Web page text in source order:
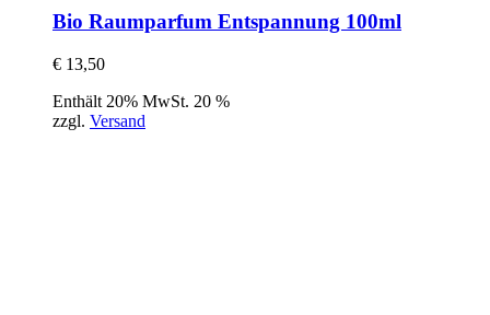
Bio Raumparfum Entspannung 100ml
€ 13,50
Enthält 20% MwSt. 20 %
zzgl. Versand